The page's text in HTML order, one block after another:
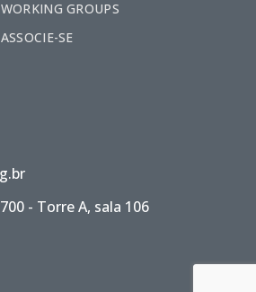
WORKING GROUPS
ASSOCIE-SE
- Torre A, sala 106